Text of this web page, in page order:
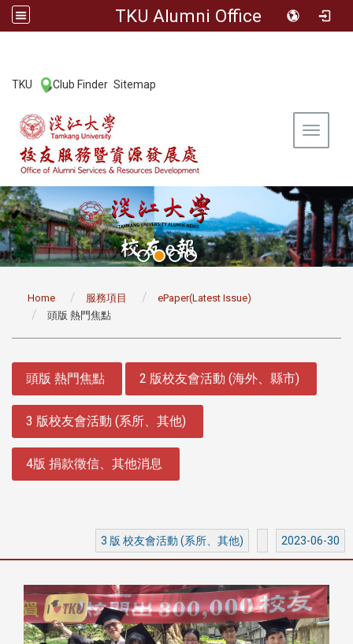
TKU Alumni Office
TKU Club Finder Sitemap
Toggle
Home 服務項目
ePaper(Latest Issue)
頭版 熱門焦點
頭版 熱門焦點 2 版校友會活動 (海外、縣市)
3 版校友會活動 (系所、其他)
4版 捐款徵信、其他消息
3 版 校友會活動 (系所、其他) 2023-06-30